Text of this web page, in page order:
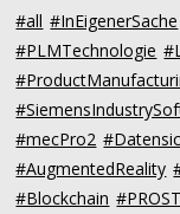
#all #InEigenerSache
#PLMTechnologie
#mecPro2
#AugmentedReality
#Blockchain